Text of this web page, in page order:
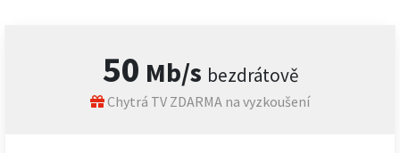
Kontakt
50 Mb/s bezdrátově
Chytrá TV ZDARMA na vyzkoušení